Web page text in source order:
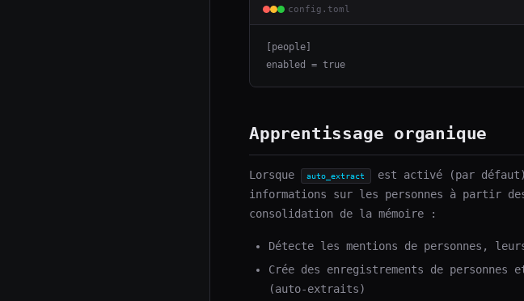
config.toml
[people]
enabled = true
Apprentissage organique
Lorsque auto_extract
est activé (par défaut),
informations sur les personnes à partir
consolidation de la mémoire :
Détecte les mentions de personnes,
Crée des enregistrements de
(auto-extraits)